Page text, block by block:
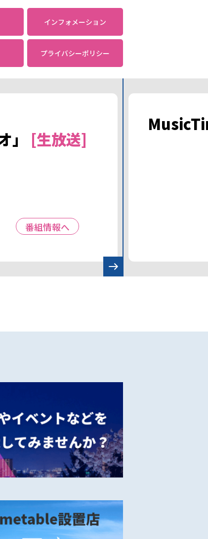
インフォメーション
プライバシーポリシー
[生放送]
番組情報へ